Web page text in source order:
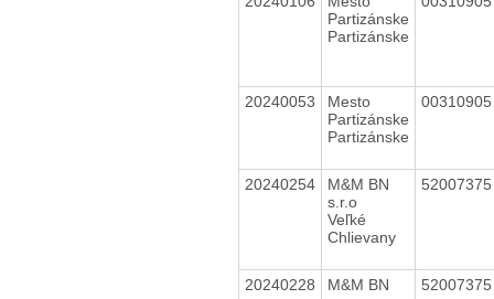
Partizánske
Partizánske
20240053
Mesto
Partizánske
Partizánske
20240254
M&M BN
s.r.o
Veľké
Chlievany
20240228
M&M BN